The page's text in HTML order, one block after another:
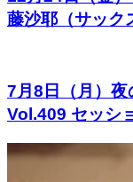
藤沙耶（サック
7月8日（月）夜
Vol.409 セッシ